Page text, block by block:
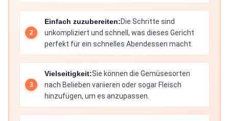
Einfach zuzubereiten:Die Schritte sind
unkompliziert und schnell, was dieses Gericht
perfekt für ein schnelles Abendessen macht.
Vielseitigkeit:Sie können die Gemüsesorten
nach Belieben variieren oder sogar Fleisch
hinzufügen, um es anzupassen.